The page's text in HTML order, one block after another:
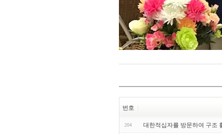
번호
204 대한적십자를 방문하여 구조